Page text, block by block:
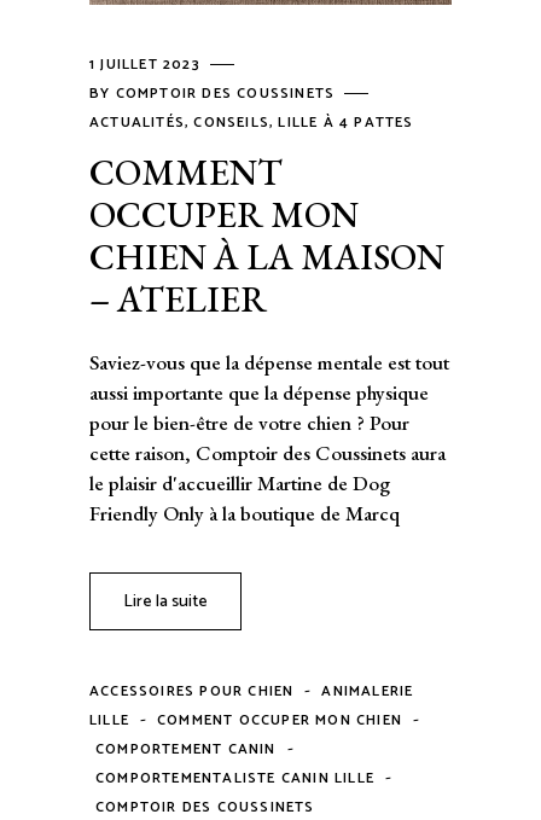
1 JUILLET 2023
BY COMPTOIR DES COUSSINETS
ACTUALITÉS,CONSEILS,LILLE À 4 PATTES
COMMENT
OCCUPER MON
CHIEN À LA MAISON
– ATELIER
Saviez-vous que la dépense mentale est tout
aussi importante que la dépense physique
pour le bien-être de votre chien ? Pour
cette raison, Comptoir des Coussinets aura
le plaisir d'accueillir Martine de Dog
Friendly Only à la boutique de Marcq
Lire la suite
ACCESSOIRES POUR CHIEN - ANIMALERIE
LILLE - COMMENT OCCUPER MON CHIEN -
COMPORTEMENT CANIN -
COMPORTEMENTALISTE CANIN LILLE -
COMPTOIR DES COUSSINETS